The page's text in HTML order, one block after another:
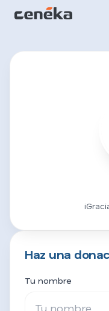
Haz una
Tu nombre